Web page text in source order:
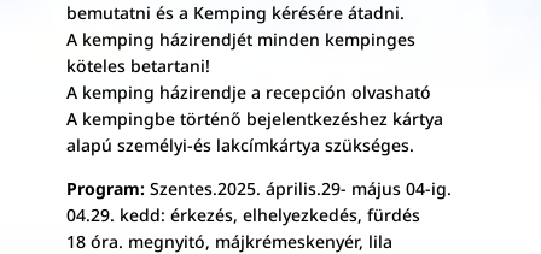
bemutatni és a Kemping kérésére átadni.
A kemping házirendjét minden kempinges
köteles betartani!
A kemping házirendje a recepción olvasható
A kempingbe történő bejelentkezéshez kártya
alapú személyi-és lakcímkártya szükséges.
Program:Szentes.2025. április.29- május 04-ig.
04.29. kedd: érkezés, elhelyezkedés, fürdés
18 óra. megnyitó, májkrémeskenyér, lila